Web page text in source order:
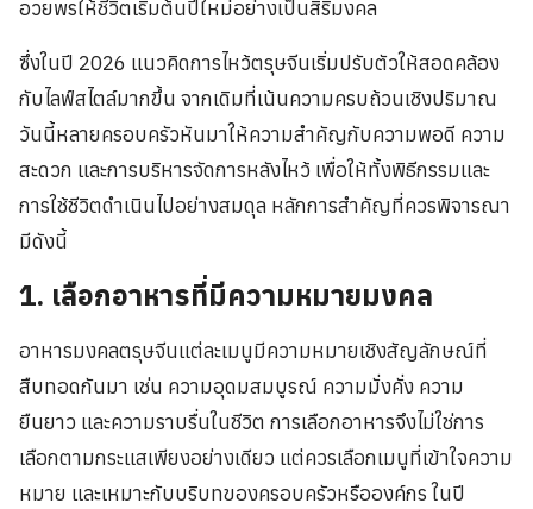
อวยพรให้ชีวิตเริ่มต้นปีใหม่อย่างเป็นสิริมงคล
ซึ่งในปี 2026 แนวคิดการไหว้ตรุษจีนเริ่มปรับตัวให้สอดคล้อง
กับไลฟ์สไตล์มากขึ้น จากเดิมที่เน้นความครบถ้วนเชิงปริมาณ
วันนี้หลายครอบครัวหันมาให้ความสำคัญกับความพอดี ความ
สะดวก และการบริหารจัดการหลังไหว้ เพื่อให้ทั้งพิธีกรรมและ
การใช้ชีวิตดำเนินไปอย่างสมดุล หลักการสำคัญที่ควรพิจารณา
มีดังนี้
1. เลือกอาหารที่มีความหมายมงคล
อาหารมงคลตรุษจีนแต่ละเมนูมีความหมายเชิงสัญลักษณ์ที่
สืบทอดกันมา เช่น ความอุดมสมบูรณ์ ความมั่งคั่ง ความ
ยืนยาว และความราบรื่นในชีวิต การเลือกอาหารจึงไม่ใช่การ
เลือกตามกระแสเพียงอย่างเดียว แต่ควรเลือกเมนูที่เข้าใจความ
หมาย และเหมาะกับบริบทของครอบครัวหรือองค์กร ในปี